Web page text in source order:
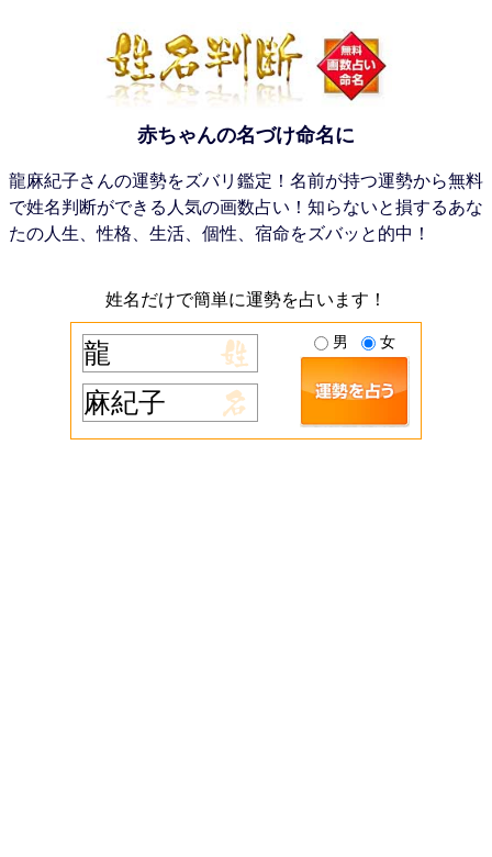
赤ちゃんの名づけ命名に
龍麻紀子さんの運勢をズバリ鑑定！名前が持つ運勢から無料
で姓名判断ができる人気の画数占い！知らないと損するあな
たの人生、性格、生活、個性、宿命をズバッと的中！
姓名だけで簡単に運勢を占います！
男 女